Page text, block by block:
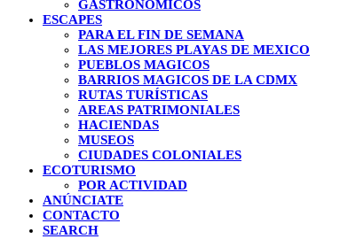
GASTRONOMICOS
ESCAPES
PARA EL FIN DE SEMANA
LAS MEJORES PLAYAS DE MEXICO
PUEBLOS MAGICOS
BARRIOS MAGICOS DE LA CDMX
RUTAS TURÍSTICAS
AREAS PATRIMONIALES
HACIENDAS
MUSEOS
CIUDADES COLONIALES
ECOTURISMO
POR ACTIVIDAD
ANÚNCIATE
CONTACTO
SEARCH